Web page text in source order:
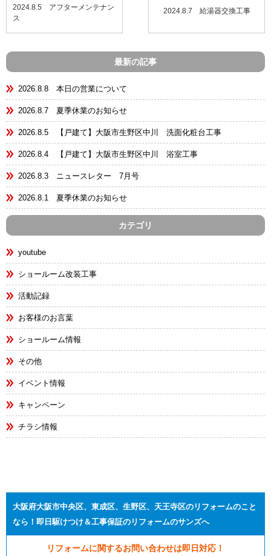
2024.8.5 アフターメンテナン
ス
2024.8.7 給湯器交換工事
最新の記事
2026.8.8 本日の営業について
2026.8.7 夏季休業のお知らせ
2026.8.5 【戸建て】大阪市生野区中川 洗面化粧台工事
2026.8.4 【戸建て】大阪市生野区中川 浴室工事
2026.8.3 ニュースレター 7月号
2026.8.1 夏季休業のお知らせ
カテゴリ
youtube
ショールーム改装工事
活動記録
お客様のお言葉
ショールーム情報
その他
イベント情報
キャンペーン
チラシ情報
大阪府大阪市中央区、東成区、生野区、天王寺区のリフォームのこと
なら！即日駆けつけ＆工事保証のリフォームのサンズへ
リフォームに関するお問い合わせは即日対応！